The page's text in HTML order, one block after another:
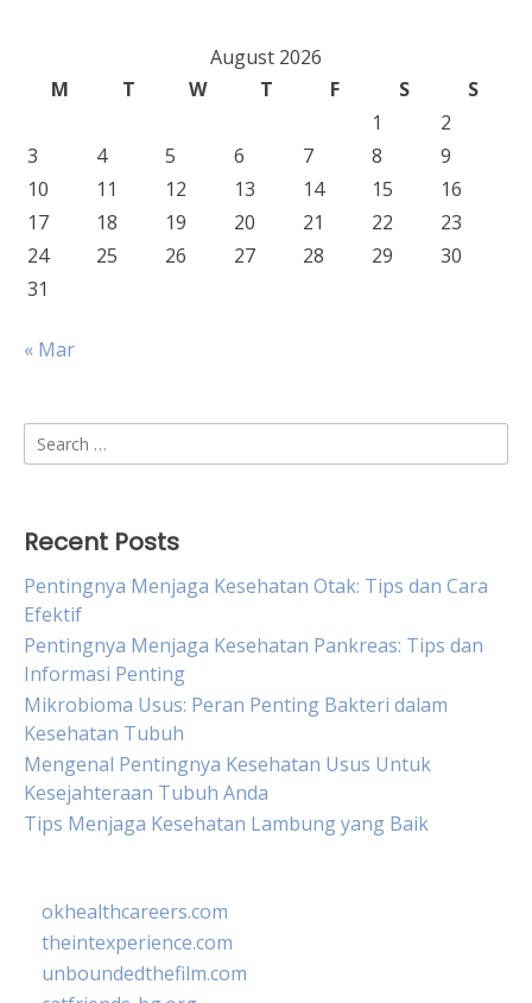
August 2026
M
T W T F S
S
1
2
3
4 5 6 7 8
9
10
11 12 13 14 15
16
17
18 19 20 21 22
23
24
25 26 27 28 29
30
31
« Mar
Search
for:
Recent Posts
Pentingnya Menjaga Kesehatan Otak: Tips dan Cara
Efektif
Pentingnya Menjaga Kesehatan Pankreas: Tips dan
Informasi Penting
Mikrobioma Usus: Peran Penting Bakteri dalam
Kesehatan Tubuh
Mengenal Pentingnya Kesehatan Usus Untuk
Kesejahteraan Tubuh Anda
Tips Menjaga Kesehatan Lambung yang Baik
okhealthcareers.com
theintexperience.com
unboundedthefilm.com